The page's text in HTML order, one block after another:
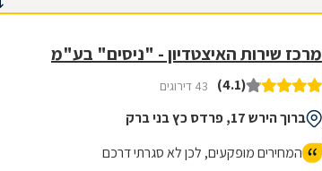
מרכז שירות האיצטדיון - "ניסים" בע"מ
(4.1) 43 דירוגים
ברוך הירש 17, פרדס כץ בני ברק
המחירים מופקעים, לכן לא סגרתי דרכם